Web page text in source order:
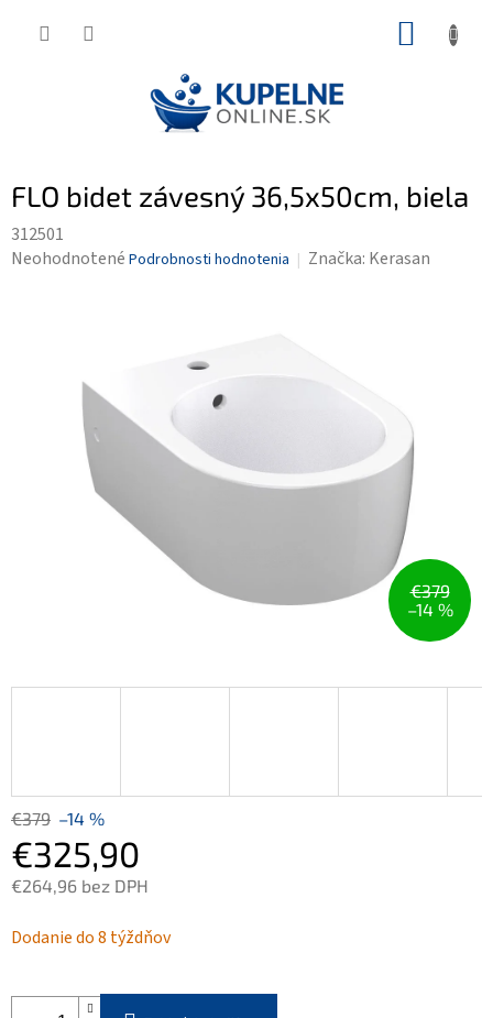
FLO bidet závesný 36,5x50cm, biela
312501
Priemerné
hviezdičiek.
Neohodnotené Podrobnosti hodnotenia Značka: Kerasan
€379
–14 %
€379 –14 %
€325,90
€264,96 bez DPH
cena:
Dodanie do 8 týždňov